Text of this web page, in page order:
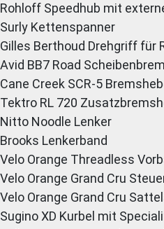
Rohloff Speedhub mit
Surly Kettenspanner
Gilles Berthoud Drehgriff für
Avid BB7 Road
Cane Creek SCR-5
Tektro RL 720
Nitto Noodle Lenker
Brooks Lenkerband
Velo Orange Threadless
Velo Orange Grand Cru
Velo Orange Grand Cru
Sugino XD Kurbel mit